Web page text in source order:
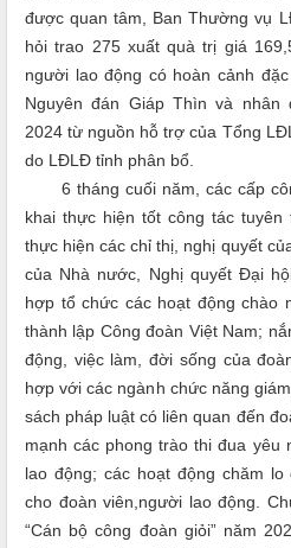
được quan tâm, Ban Thường vụ
hỏitrao 275xuất quà trị giá
người lao động có hoàn cảnh
Nguyên đán Giáp Thìn và nhân
2024từ nguồn hỗ trợ của Tổng
do LĐLĐ tỉnh phân bổ.
6 tháng cuối năm, các cấp
khai thực hiện tốt công tác
thực hiện các chỉ thị, nghị quyết
của Nhà nước, Nghị quyết Đại
hợp tổ chức các hoạt động chào
thành lập Công đoàn Việt Nam;
động, việc làm, đời sống của
hợp với các ngành chức năng
sách pháp luật có liên quan đến
mạnh các phong trào thi đua yêu
lao động; các hoạt động chăm
cho đoàn viên,người lao động.
“Cán bộ công đoàn giỏi” năm